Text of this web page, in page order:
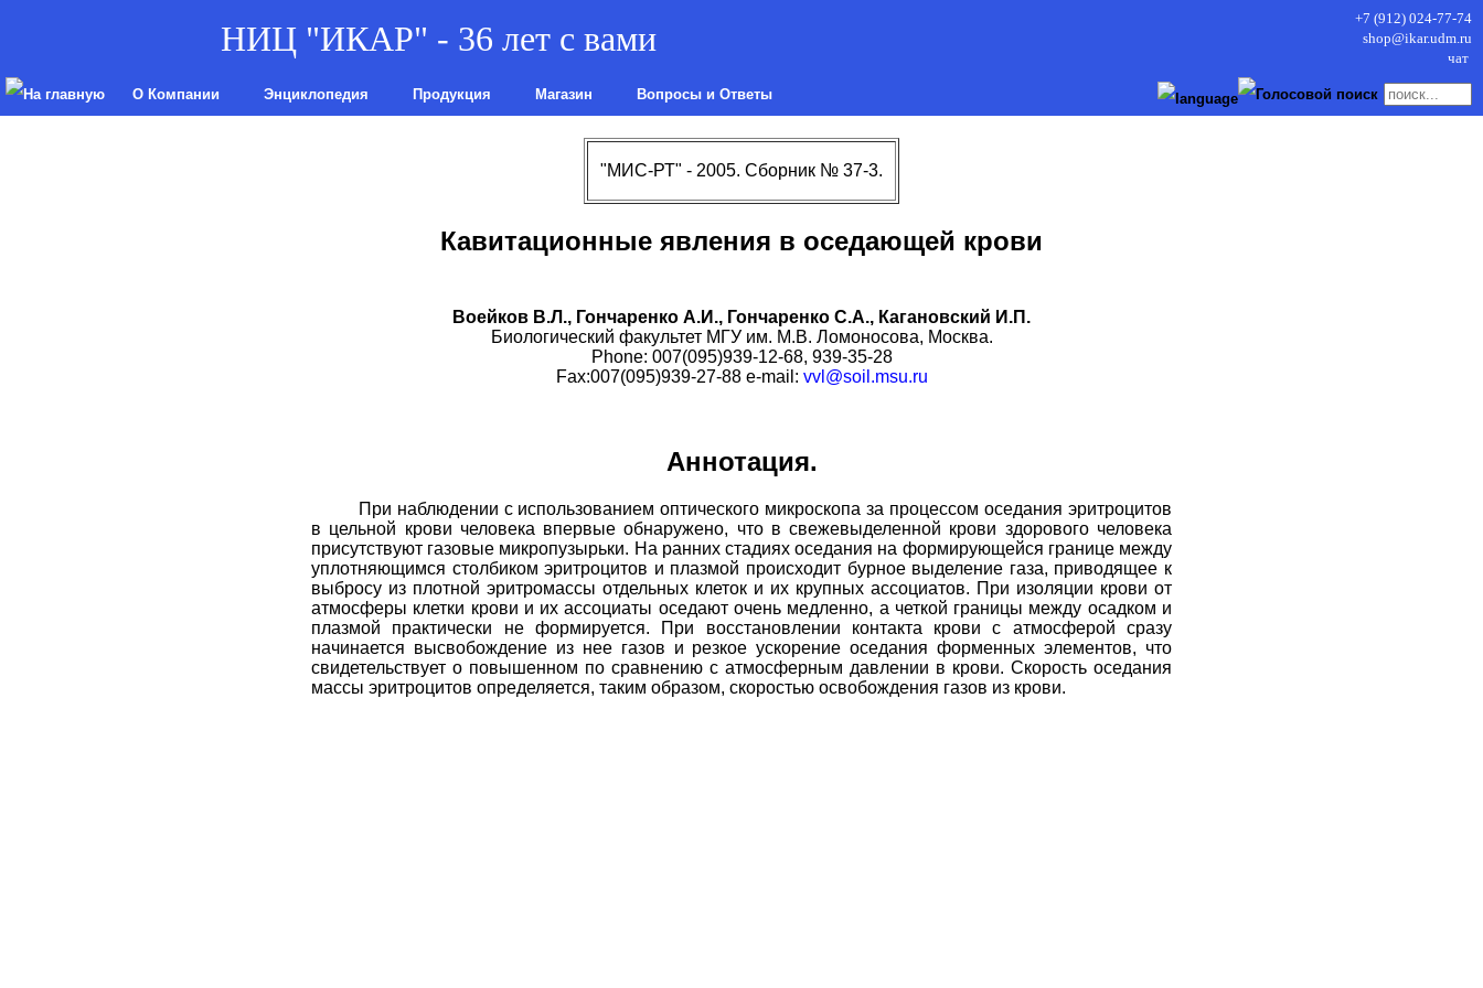
НИЦ "ИКАР" - 36 лет с вами
+7 (912) 024-77-74
shop@ikar.udm.ru
чат
О Компании Энциклопедия Продукция Магазин Вопросы и Ответы
"МИС-РТ" - 2005. Сборник № 37-3.
Кавитационные явления в оседающей крови
Воейков В.Л., Гончаренко А.И., Гончаренко С.А., Кагановский И.П.
Биологический факультет МГУ им. М.В. Ломоносова, Москва.
Phone: 007(095)939-12-68, 939-35-28
Fax:007(095)939-27-88 e-mail: vvl@soil.msu.ru
Аннотация.
При наблюдении с использованием оптического микроскопа за процессом оседания эритроцитов
в цельной крови человека впервые обнаружено, что в свежевыделенной крови здорового человека
присутствуют газовые микропузырьки. На ранних стадиях оседания на формирующейся границе между
уплотняющимся столбиком эритроцитов и плазмой происходит бурное выделение газа, приводящее к
выбросу из плотной эритромассы отдельных клеток и их крупных ассоциатов. При изоляции крови от
атмосферы клетки крови и их ассоциаты оседают очень медленно, а четкой границы между осадком и
плазмой практически не формируется. При восстановлении контакта крови с атмосферой сразу
начинается высвобождение из нее газов и резкое ускорение оседания форменных элементов, что
свидетельствует о повышенном по сравнению с атмосферным давлении в крови. Скорость оседания
массы эритроцитов определяется, таким образом, скоростью освобождения газов из крови.